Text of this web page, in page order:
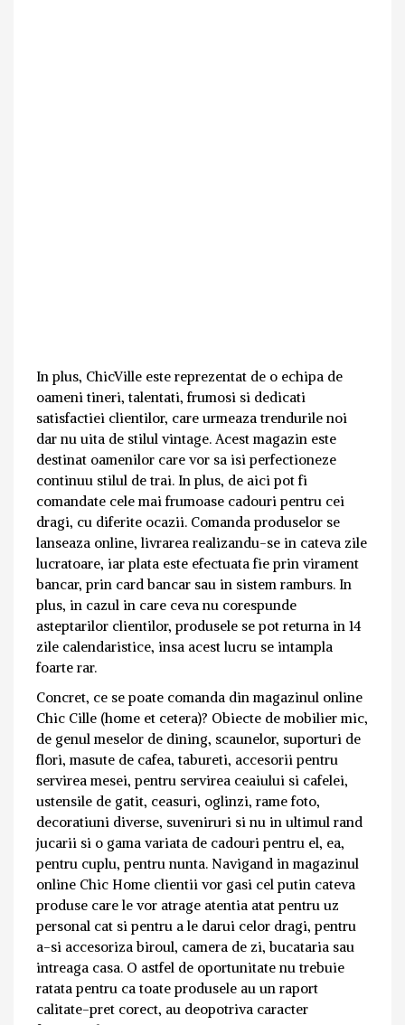
In plus, ChicVille este reprezentat de o echipa de
oameni tineri, talentati, frumosi si dedicati
satisfactiei clientilor, care urmeaza trendurile noi
dar nu uita de stilul vintage. Acest magazin este
destinat oamenilor care vor sa isi perfectioneze
continuu stilul de trai. In plus, de aici pot fi
comandate cele mai frumoase cadouri pentru cei
dragi, cu diferite ocazii. Comanda produselor se
lanseaza online, livrarea realizandu-se in cateva zile
lucratoare, iar plata este efectuata fie prin virament
bancar, prin card bancar sau in sistem ramburs. In
plus, in cazul in care ceva nu corespunde
asteptarilor clientilor, produsele se pot returna in 14
zile calendaristice, insa acest lucru se intampla
foarte rar.
Concret, ce se poate comanda din magazinul online
Chic Cille (home et cetera)? Obiecte de mobilier mic,
de genul meselor de dining, scaunelor, suporturi de
flori, masute de cafea, tabureti, accesorii pentru
servirea mesei, pentru servirea ceaiului si cafelei,
ustensile de gatit, ceasuri, oglinzi, rame foto,
decoratiuni diverse, suveniruri si nu in ultimul rand
jucarii si o gama variata de cadouri pentru el, ea,
pentru cuplu, pentru nunta. Navigand in magazinul
online Chic Home clientii vor gasi cel putin cateva
produse care le vor atrage atentia atat pentru uz
personal cat si pentru a le darui celor dragi, pentru
a-si accesoriza biroul, camera de zi, bucataria sau
intreaga casa. O astfel de oportunitate nu trebuie
ratata pentru ca toate produsele au un raport
calitate-pret corect, au deopotriva caracter